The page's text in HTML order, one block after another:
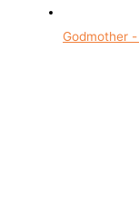
Godmother